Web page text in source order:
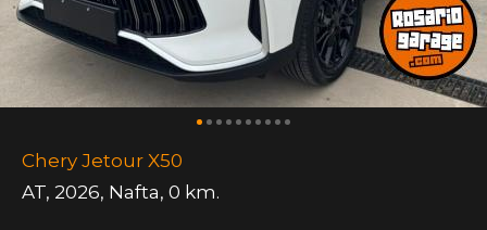
Chery Jetour X50
AT, 2026, Nafta, 0 km.